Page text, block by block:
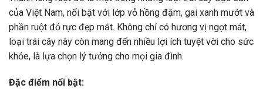
của Việt Nam, nổi bật với lớp vỏ hồng đậm, gai xanh mướt và
phần ruột đỏ rực đẹp mắt. Không chỉ có hương vị ngọt mát,
loại trái cây này còn mang đến nhiều lợi ích tuyệt vời cho sức
khỏe, là lựa chọn lý tưởng cho mọi gia đình.
Đặc điểm nổi bật: